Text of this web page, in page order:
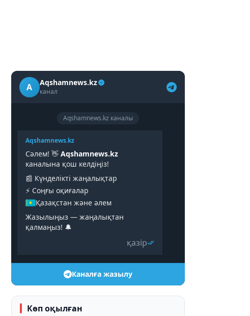
A Aqshamnews.kz
канал
Aqshamnews.kz каналы
Aqshamnews.kz
Сәлем! 👋 Aqshamnews.kz
каналына қош келдіңіз!
📰 Күнделікті жаңалықтар
⚡️ Соңғы оқиғалар
Қазақстан және әлем
Жазылыңыз — жаңалықтан
қалмаңыз! 🔔
қазір
Каналға жазылу
Көп оқылған